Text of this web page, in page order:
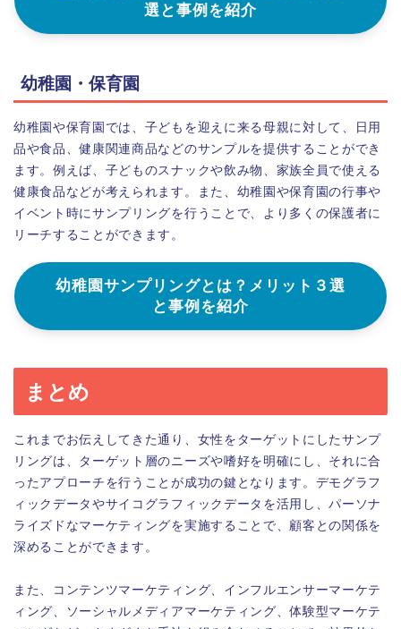
選と事例を紹介
幼稚園・保育園
幼稚園や保育園では、子どもを迎えに来る母親に対して、日用
品や食品、健康関連商品などのサンプルを提供することができ
ます。例えば、子どものスナックや飲み物、家族全員で使える
健康食品などが考えられます。また、幼稚園や保育園の行事や
イベント時にサンプリングを行うことで、より多くの保護者に
リーチすることができます。
幼稚園サンプリングとは？メリット３選
と事例を紹介
まとめ
これまでお伝えしてきた通り、女性をターゲットにしたサンプ
リングは、ターゲット層のニーズや嗜好を明確にし、それに合
ったアプローチを行うことが成功の鍵となります。デモグラフ
ィックデータやサイコグラフィックデータを活用し、パーソナ
ライズドなマーケティングを実施することで、顧客との関係を
深めることができます。
また、コンテンツマーケティング、インフルエンサーマーケテ
ィング、ソーシャルメディアマーケティング、体験型マーケテ